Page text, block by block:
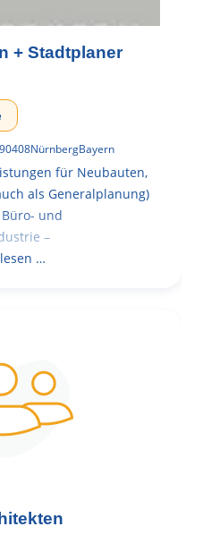
+ Stadtplaner
90408NürnbergBayern
für Neubauten,
als Generalplanung)
und
–
…